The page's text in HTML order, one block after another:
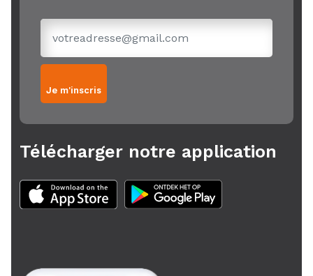
Je m'inscris
Télécharger notre application